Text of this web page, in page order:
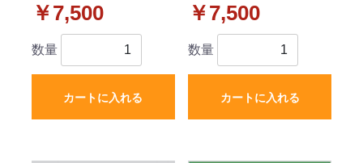
社外新品
￥7,500
数量
カートに入れる
外新品
￥7,500
数量
カートに入れる